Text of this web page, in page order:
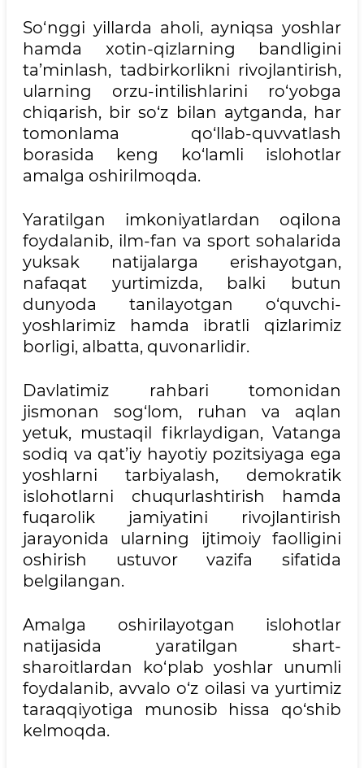
So‘nggi yillarda aholi, ayniqsa yoshlar
hamda xotin-qizlarning bandligini
ta’minlash, tadbirkorlikni rivojlantirish,
ularning orzu-intilishlarini ro‘yobga
chiqarish, bir so‘z bilan aytganda, har
tomonlama qo‘llab-quvvatlash
borasida keng ko‘lamli islohotlar
amalga oshirilmoqda.
Yaratilgan imkoniyatlardan oqilona
foydalanib, ilm-fan va sport sohalarida
yuksak natijalarga erishayotgan,
nafaqat yurtimizda, balki butun
dunyoda tanilayotgan o‘quvchi-
yoshlarimiz hamda ibratli qizlarimiz
borligi, albatta, quvonarlidir.
Davlatimiz rahbari tomonidan
jismonan sog‘lom, ruhan va aqlan
yetuk, mustaqil fikrlaydigan, Vatanga
sodiq va qat’iy hayotiy pozitsiyaga ega
yoshlarni tarbiyalash, demokratik
islohotlarni chuqurlashtirish hamda
fuqarolik jamiyatini rivojlantirish
jarayonida ularning ijtimoiy faolligini
oshirish ustuvor vazifa sifatida
belgilangan.
Amalga oshirilayotgan islohotlar
natijasida yaratilgan shart-
sharoitlardan ko‘plab yoshlar unumli
foydalanib, avvalo o‘z oilasi va yurtimiz
taraqqiyotiga munosib hissa qo‘shib
kelmoqda.